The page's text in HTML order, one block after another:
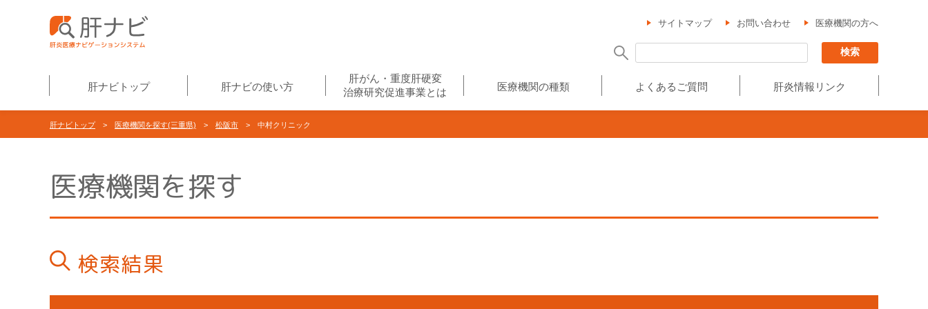
サイトマップ お問い合わせ 医療機関の方へ
肝ナビトップ 肝ナビの使い方
肝がん・重度肝硬変
治療研究促進事業とは
医療機関の種類 よくあるご質問 肝炎情報リンク
肝ナビトップ> 医療機関を探す(三重県) > 松阪市 > 中村クリニック
医療機関を探す
検索結果